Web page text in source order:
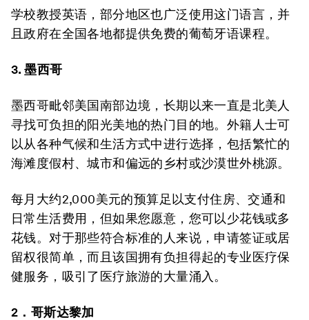
学校教授英语，部分地区也广泛使用这门语言，并
且政府在全国各地都提供免费的葡萄牙语课程。
3. 墨西哥
墨西哥毗邻美国南部边境，长期以来一直是北美人
寻找可负担的阳光美地的热门目的地。外籍人士可
以从各种气候和生活方式中进行选择，包括繁忙的
海滩度假村、城市和偏远的乡村或沙漠世外桃源。
每月大约2,000美元的预算足以支付住房、交通和
日常生活费用，但如果您愿意，您可以少花钱或多
花钱。对于那些符合标准的人来说，申请签证或居
留权很简单，而且该国拥有负担得起的专业医疗保
健服务，吸引了医疗旅游的大量涌入。
2．哥斯达黎加